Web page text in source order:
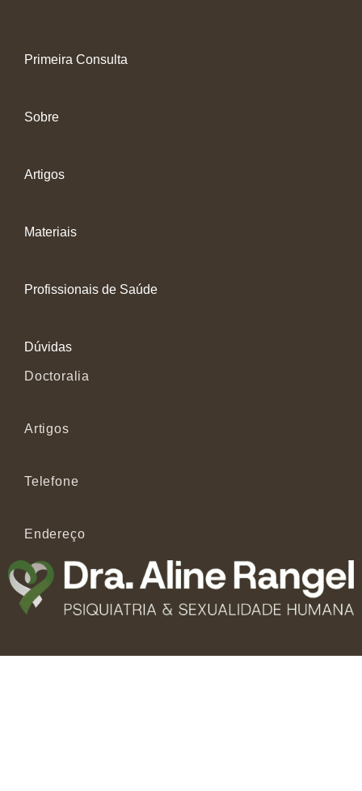
Primeira Consulta
Sobre
Artigos
Materiais
Profissionais de Saúde
Dúvidas
Doctoralia
Artigos
Telefone
Endereço